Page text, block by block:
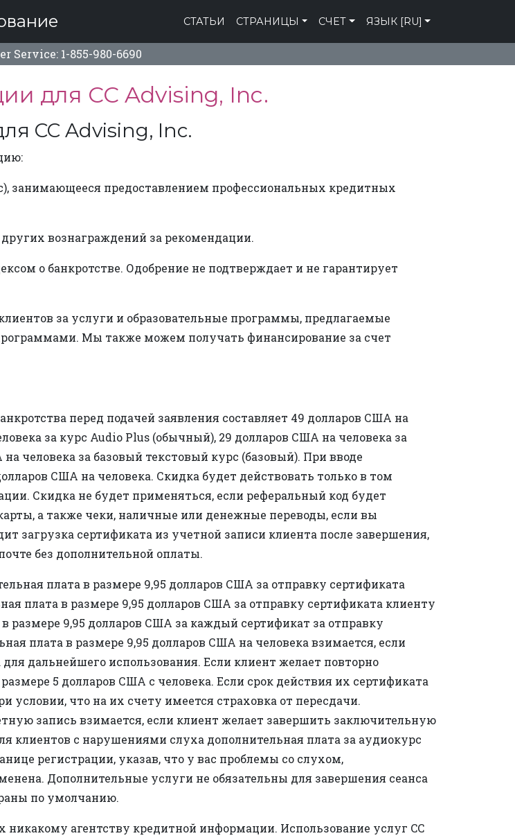
СТАТЬИ СТРАНИЦЫ СЧЕТ ЯЗЫК [RU]
Service: 1-855-980-6690
для CC Advising, Inc.
CC Advising, Inc.
занимающееся предоставлением профессиональных кредитных
вознаграждений за рекомендации.
о банкротстве. Одобрение не подтверждает и не гарантирует
за услуги и образовательные программы, предлагаемые
Мы также можем получать финансирование за счет
перед подачей заявления составляет 49 долларов США на
за курс Audio Plus (обычный), 29 долларов США на человека за
человека за базовый текстовый курс (базовый). При вводе
США на человека. Скидка будет действовать только в том
Скидка не будет применяться, если реферальный код будет
а также чеки, наличные или денежные переводы, если вы
загрузка сертификата из учетной записи клиента после завершения,
без дополнительной оплаты.
плата в размере 9,95 долларов США за отправку сертификата
плата в размере 9,95 долларов США за отправку сертификата клиенту
размере 9,95 долларов США за каждый сертификат за отправку
плата в размере 9,95 долларов США на человека взимается, если
дальнейшего использования. Если клиент желает повторно
5 долларов США с человека. Если срок действия их сертификата
условии, что на их счету имеется страховка от пересдачи.
запись взимается, если клиент желает завершить заключительную
клиентов с нарушениями слуха дополнительная плата за аудиокурс
регистрации, указав, что у вас проблемы со слухом,
Дополнительные услуги не обязательны для завершения сеанса
по умолчанию.
агентству кредитной информации. Использование услуг CC